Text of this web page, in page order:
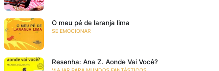
O meu pé de laranja lima
SE EMOCIONAR
Resenha: Ana Z. Aonde Vai Você?